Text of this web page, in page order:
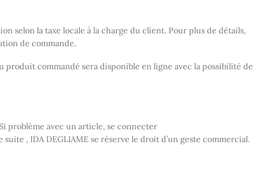
selon la taxe locale à la charge du client. Pour plus de détails,
de commande.
produit commandé sera disponible en ligne avec la possibilité de
problème avec un article, se connecter
, IDA DEGLIAME se réserve le droit d’un geste commercial.